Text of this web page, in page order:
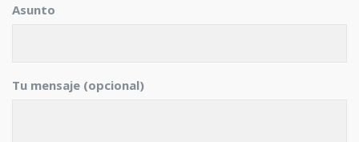
Asunto
Tu mensaje (opcional)